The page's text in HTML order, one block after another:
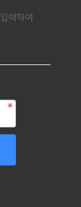
력하여